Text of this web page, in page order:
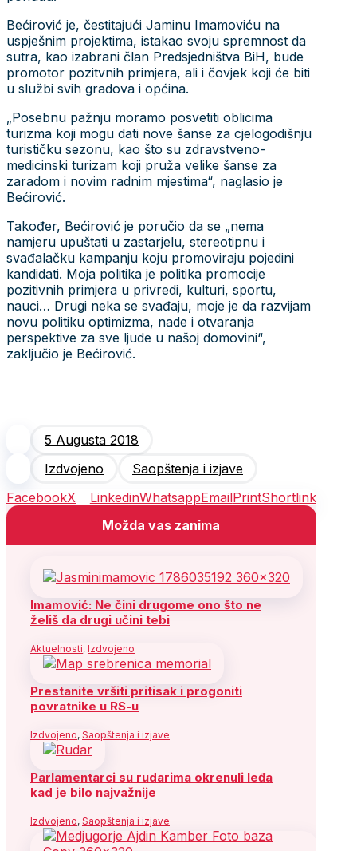
Bećirović je, čestitajući Jaminu Imamoviću na
uspješnim projektima, istakao svoju spremnost da
sutra, kao izabrani član Predsjedništva BiH, bude
promotor pozitvnih primjera, ali i čovjek koji će biti
u službi svih gradova i općina.
„Posebnu pažnju moramo posvetiti oblicima
turizma koji mogu dati nove šanse za cjelogodišnju
turističku sezonu, kao što su zdravstveno-
medicinski turizam koji pruža velike šanse za
zaradom i novim radnim mjestima“, naglasio je
Bećirović.
Također, Bećirović je poručio da se „nema
namjeru upuštati u zastarjelu, stereotipnu i
svađalačku kampanju koju promoviraju pojedini
kandidati. Moja politika je politika promocije
pozitivnih primjera u privredi, kulturi, sportu,
nauci… Drugi neka se svađaju, moje je da razvijam
novu politiku optimizma, nade i otvaranja
perspektive za sve ljude u našoj domovini“,
zaključio je Bećirović.
5 Augusta 2018
Izdvojeno
Saopštenja i izjave
FacebookX LinkedinWhatsappEmailPrintShortlink
Možda vas zanima
Imamović: Ne čini drugome ono što ne
želiš da drugi učini tebi
Aktuelnosti, Izdvojeno
Prestanite vršiti pritisak i progoniti
povratnike u RS-u
Izdvojeno, Saopštenja i izjave
Parlamentarci su rudarima okrenuli leđa
kad je bilo najvažnije
Izdvojeno, Saopštenja i izjave